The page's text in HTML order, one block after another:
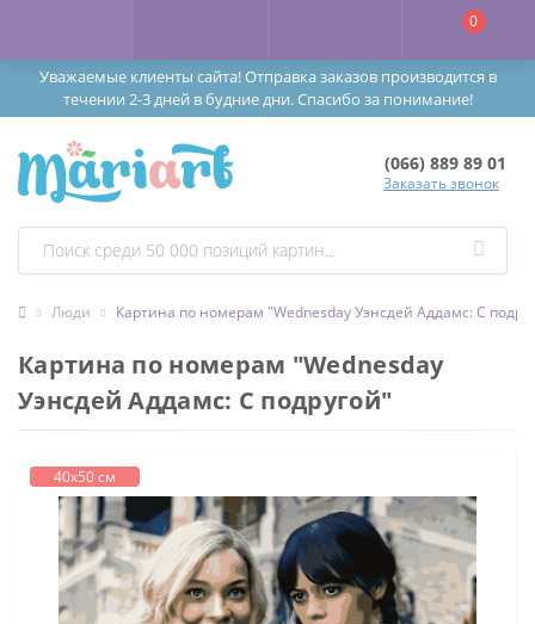
Уважаемые клиенты сайта! Отправка заказов производится в
течении 2-3 дней в будние дни. Спасибо за понимание!
0
(066) 889 89 01
Заказать звонок
Люди Картина по номерам "Wednesday Уэнсдей Аддамс: С
Картина по номерам "Wednesday
Уэнсдей Аддамс: С подругой"
40х50 см